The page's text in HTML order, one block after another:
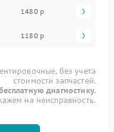
1480 р
1180 р
без учета
стоимости запчастей.
диагностику.
на неисправность.